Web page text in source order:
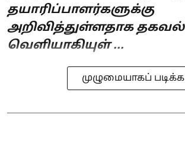
தயாரிப்பாளர்களுக்கு
அறிவித்துள்ளதாக தகவல்
வெளியாகியுள் ...
முழுமையாகப் படிக்க